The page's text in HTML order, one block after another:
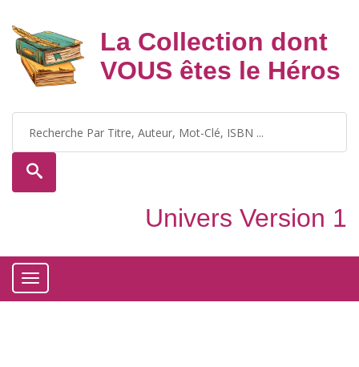
La Collection dont
VOUS êtes le Héros
Univers Version 1
Toggle